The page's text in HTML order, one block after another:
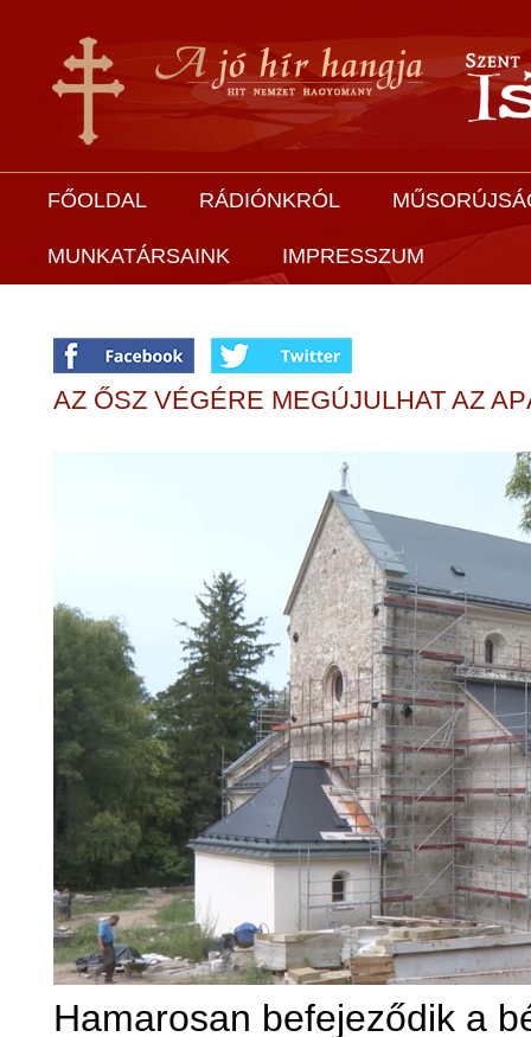
FŐOLDAL RÁDIÓNKRÓL
MUNKATÁRSAINK IMPRESSZUM
AZ ŐSZ VÉGÉRE MEGÚJULHAT AZ
Hamarosan befejeződik a